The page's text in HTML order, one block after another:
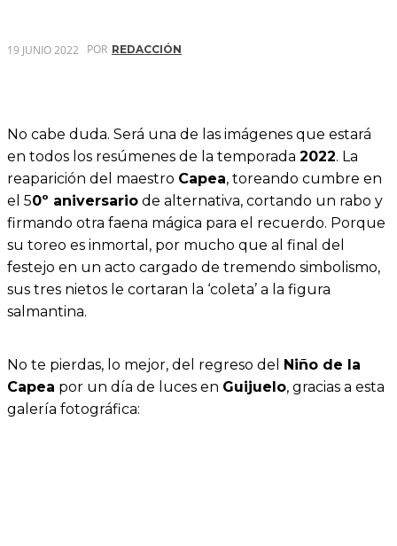
19 JUNIO 2022 POR REDACCIÓN
No cabe duda. Será una de las imágenes que estará
en todos los resúmenes de la temporada 2022. La
reaparición del maestro Capea, toreando cumbre en
el 50º aniversario de alternativa, cortando un rabo y
firmando otra faena mágica para el recuerdo. Porque
su toreo es inmortal, por mucho que al final del
festejo en un acto cargado de tremendo simbolismo,
sus tres nietos le cortaran la ‘coleta’ a la figura
salmantina.
No te pierdas, lo mejor, del regreso del Niño de la
Capea por un día de luces en Guijuelo, gracias a esta
galería fotográfica: